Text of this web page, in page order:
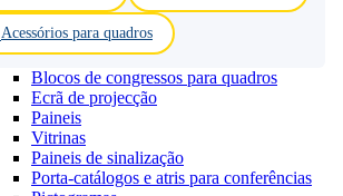
Acessórios para quadros
Blocos de congressos para quadros
Ecrã de projecção
Paineis
Vitrinas
Paineis de sinalização
Porta-catálogos e atris para conferências